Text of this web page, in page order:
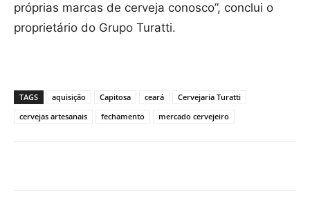
próprias marcas de cerveja conosco”, conclui o
proprietário do Grupo Turatti.
TAGS aquisição Capitosa ceará
Cervejaria Turatti
cervejas artesanais
fechamento mercado cervejeiro